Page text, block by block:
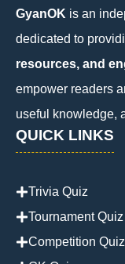
GyanOK is an
dedicated to
resources, and
empower readers
useful knowledge,
QUICK LINKS
Trivia Quiz
Tournament Quiz
Competition Quiz